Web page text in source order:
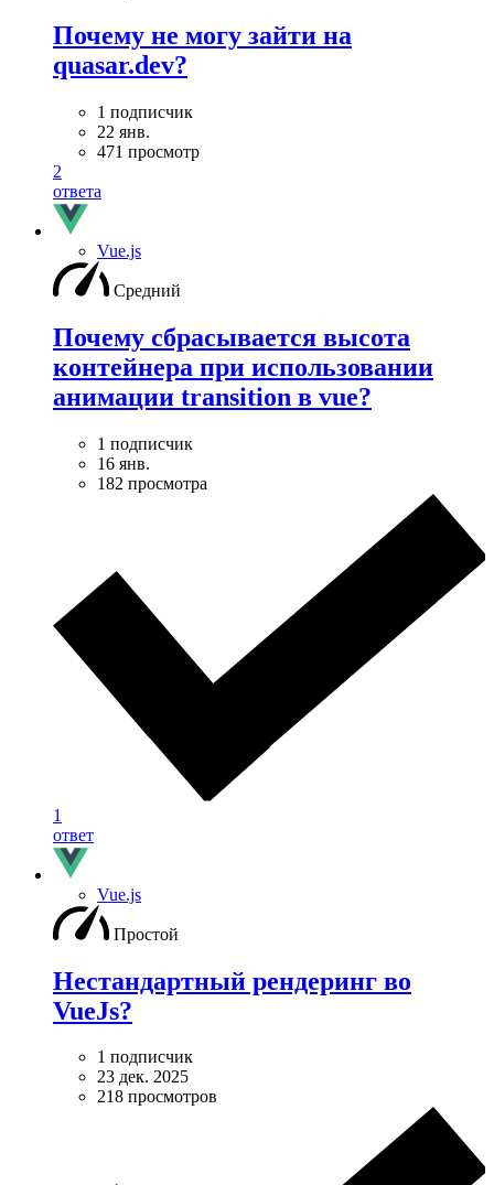
Почему не могу зайти на
quasar.dev?
1 подписчик
22 янв.
471 просмотр
2
ответа
Vue.js
Средний
Почему сбрасывается высота
контейнера при использовании
анимации transition в vue?
1 подписчик
16 янв.
182 просмотра
1
ответ
Vue.js
Простой
Нестандартный рендеринг во
VueJs?
1 подписчик
23 дек. 2025
218 просмотров